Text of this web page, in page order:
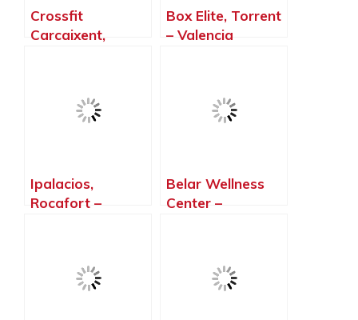
Crossfit
Carcaixent,
Box Elite, Torrent
– Valencia
Ipalacios,
Rocafort –
Belar Wellness
Center –
Reducidos